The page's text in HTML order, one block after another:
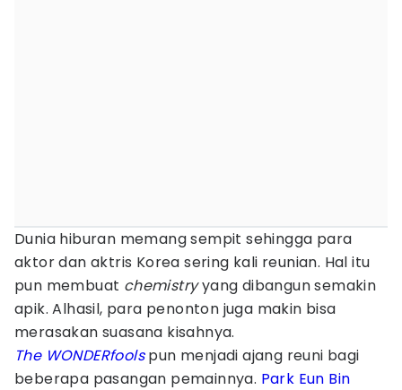
Dunia hiburan memang sempit sehingga para
aktor dan aktris Korea sering kali reunian. Hal itu
pun membuat chemistryyang dibangun semakin
apik. Alhasil, para penonton juga makin bisa
merasakan suasana kisahnya.
The WONDERfoolspun menjadi ajang reuni bagi
beberapa pasangan pemainnya. Park Eun Bin